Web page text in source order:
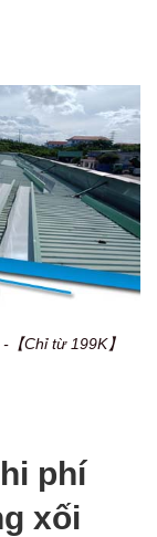
Chỉ từ 199K】
phí
xối